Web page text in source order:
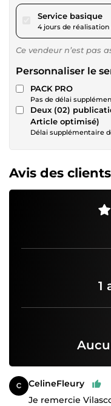
Service basique
4 jours de réalisation
Ce vendeur n’est pas
Personnaliser le
PACK PRO
Pas de délai
Deux (02)
Article optimisé)
Délai supplémentaire
Avis des clients
1
CelineFleury
Je remercie